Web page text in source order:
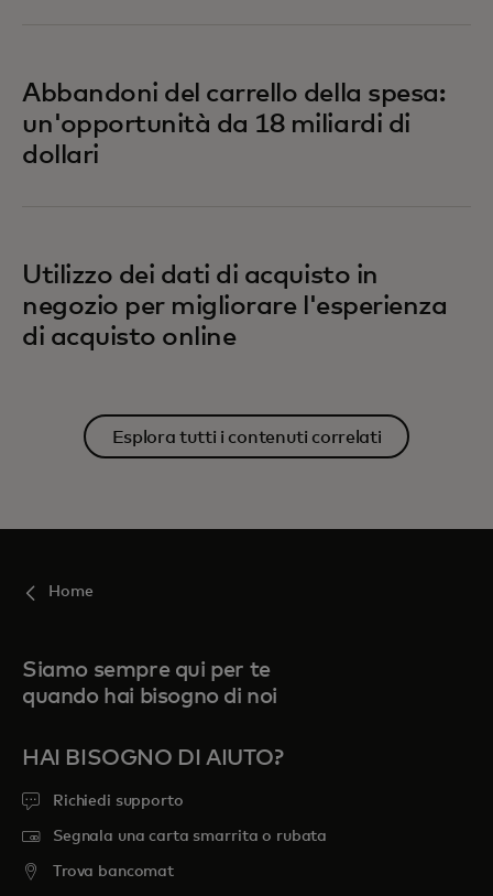
Abbandoni del carrello della spesa:
un'opportunità da 18 miliardi di
dollari
Utilizzo dei dati di acquisto in
negozio per migliorare l'esperienza
di acquisto online
Esplora tutti i contenuti correlati
Home
Siamo sempre qui per te
quando hai bisogno di noi
HAI BISOGNO DI AIUTO?
Richiedi supporto
Segnala una carta smarrita o rubata
Trova bancomat